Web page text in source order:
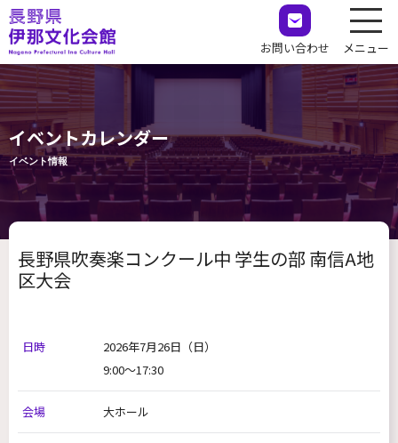
お問い合わせ メニュー
イベントカレンダー
イベント情報
長野県吹奏楽コンクール中 学生の部 南信A地
区大会
日時 2026年7月26日 （日）
9:00～17:30
会場 大ホール